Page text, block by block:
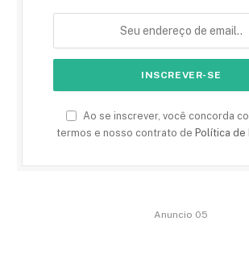
Ao se inscrever, você concorda
termos e nosso contrato de Política de
Anuncio 05